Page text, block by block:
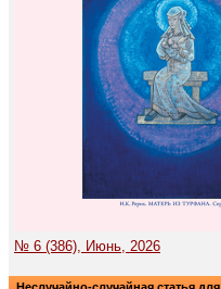
№ 6 (386), Июнь, 2026